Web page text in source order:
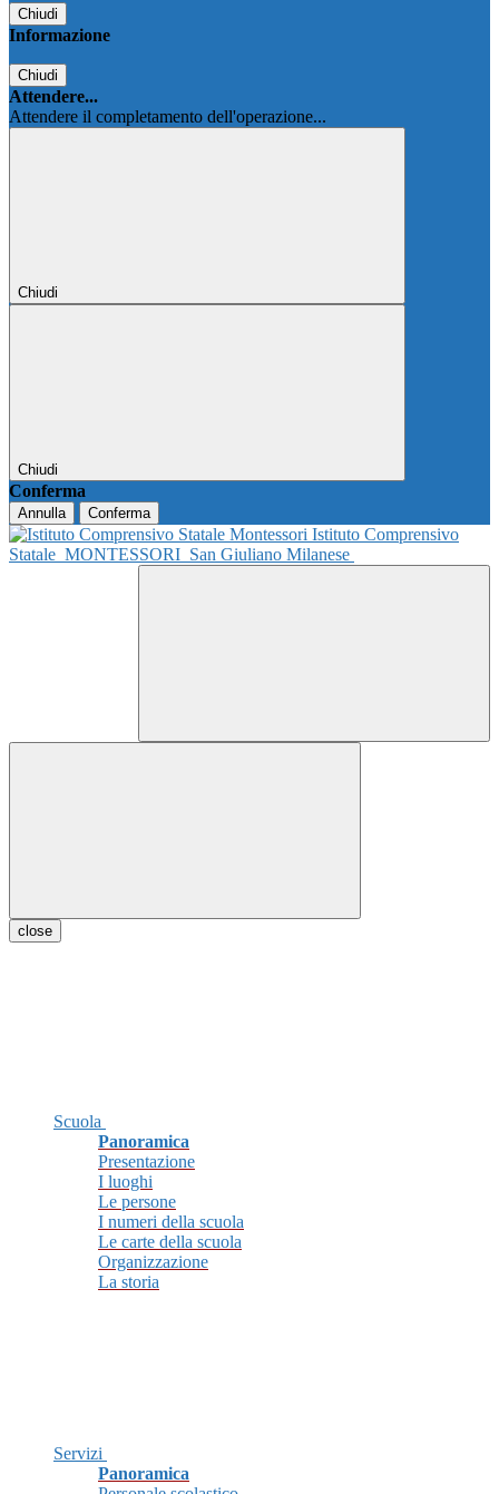
Chiudi
Informazione
Chiudi
Attendere...
Attendere il completamento dell'operazione...
Chiudi
Chiudi
Conferma
Annulla Conferma
Istituto Comprensivo
Statale MONTESSORI San Giuliano Milanese
close
Scuola
Panoramica
Presentazione
I luoghi
Le persone
I numeri della scuola
Le carte della scuola
Organizzazione
La storia
Servizi
Panoramica